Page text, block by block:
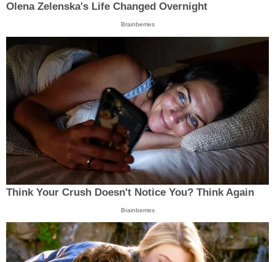
Olena Zelenska's Life Changed Overnight
Brainberries
Think Your Crush Doesn't Notice You? Think Again
Brainberries